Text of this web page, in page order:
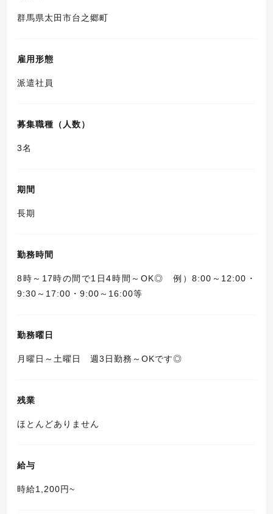
群馬県太田市台之郷町
雇用形態
派遣社員
募集職種（人数）
3名
期間
長期
勤務時間
8時～17時の間で1日4時間～OK◎ 例）8:00～12:00・
9:30～17:00・9:00～16:00等
勤務曜日
月曜日～土曜日 週3日勤務～OKです◎
残業
ほとんどありません
給与
時給1,200円~